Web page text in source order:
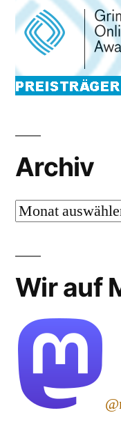
Archiv
Archiv
Wir auf